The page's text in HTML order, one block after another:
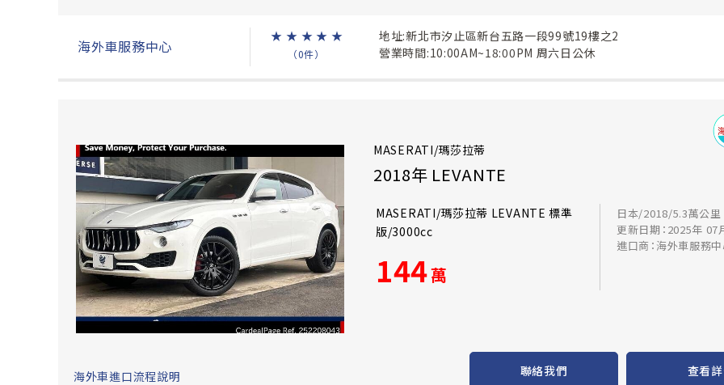
海外車服務中心
★ ★ ★ ★ ★
（0件）
地址:新北市汐止區新台五路一段99號19樓之2
營業時間:10:00AM~18:00PM 周六日公休
MASERATI/瑪莎拉蒂
2018年 LEVANTE
MASERATI/瑪莎拉蒂 LEVANTE 標準
版/3000cc
144萬
日本/2018/5.3萬公里
更新日期：2025年 07
進口商：海外車服務
海外車進口流程說明 聯絡我們 查看